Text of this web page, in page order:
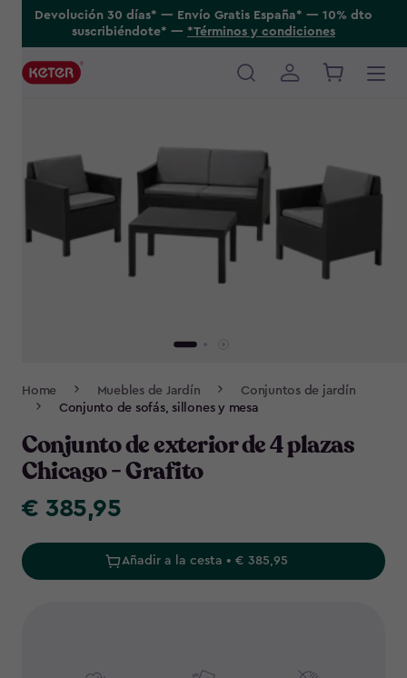
Devolución 30 días* ---- Envío Gratis España* ---- 10% dto
suscribiéndote* ---- *Términos y condiciones
Main
Navigation
Home Muebles de Jardín
Conjuntos de jardín
Conjunto de sofás, sillones y mesa
Conjunto de exterior de 4 plazas
Chicago - Grafito
€
€ 385,95
Añadir a la cesta • € 385,95